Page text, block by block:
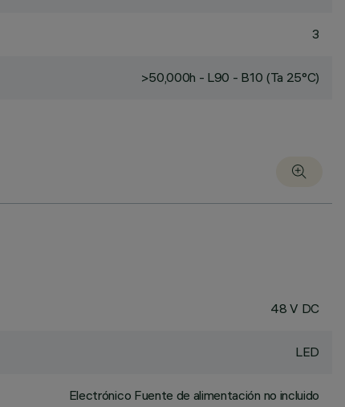
3
>50,000h - L90 - B10 (Ta 25°C)
48 V DC
LED
Electrónico Fuente de alimentación no incluido